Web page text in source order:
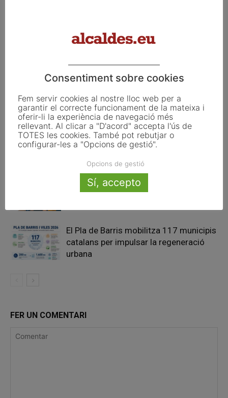
compromet a reunir
història de Catalunya i el pas
Articles relacionats
Pals reclama revisar el decret dels
habitatges d’ús turístic per preservar
La UE activa les primeres obligacions
de transparència de la Llei d’IA que
El Pla de Barris mobilitza 117 municipis
catalans per impulsar la regeneració
urbana
FER UN COMENTARI
Consentiment sobre cookies
Fem servir cookies al nostre lloc web per a
garantir el correcte funcionament de la mateixa i
oferir-li la experiència de navegació més
rellevant. Al clicar a "D'acord" accepta l'ús de
TOTES les cookies. També pot rebutjar o
configurar-les a "Opcions de gestió".
Opcions de gestió
Sí, accepto